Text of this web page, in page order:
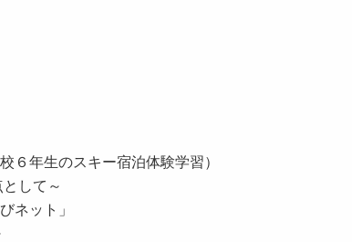
年生のスキー宿泊体験学習）
して～
ット」